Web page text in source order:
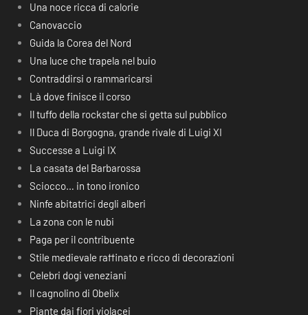
Una noce ricca di calorie
Canovaccio
Guida la Corea del Nord
Una luce che trapela nel buio
Contraddirsi o rammaricarsi
Là dove finisce il corso
Il tuffo della rockstar che si getta sul pubblico
Il Duca di Borgogna, grande rivale di Luigi XI
Successe a Luigi IX
La casata del Barbarossa
Sciocco… in tono ironico
Ninfe abitatrici degli alberi
La zona con le nubi
Paga per il contribuente
Stile medievale raffinato e ricco di decorazioni
Celebri dogi veneziani
Il cagnolino di Obelix
Piante dai fiori violacei